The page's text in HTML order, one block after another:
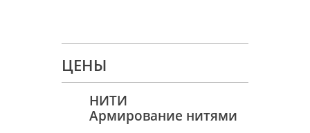
ЦЕНЫ
НИТИ
Армирование нитями